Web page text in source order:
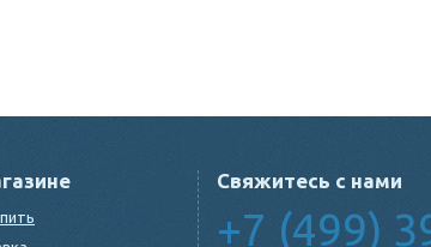
Свяжитесь с нами
+7 (499)